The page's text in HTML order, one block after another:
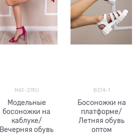
M6F-27KU
Модельные
босоножки на
каблуке/
Вечерняя обувь
B374-1
Босоножки на
платформе/
Летняя обувь
оптом